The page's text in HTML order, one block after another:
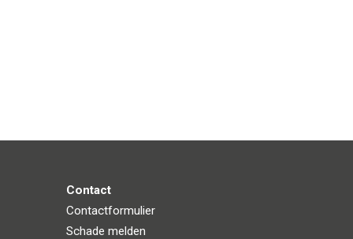
Contact
Contactformulier
Schade melden